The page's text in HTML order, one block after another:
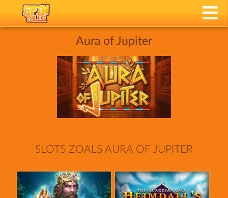
Aura of Jupiter
SLOTS ZOALS AURA OF JUPITER